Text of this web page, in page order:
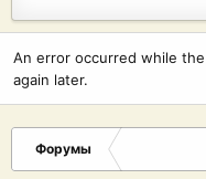
An error occurred while
again later.
Форумы